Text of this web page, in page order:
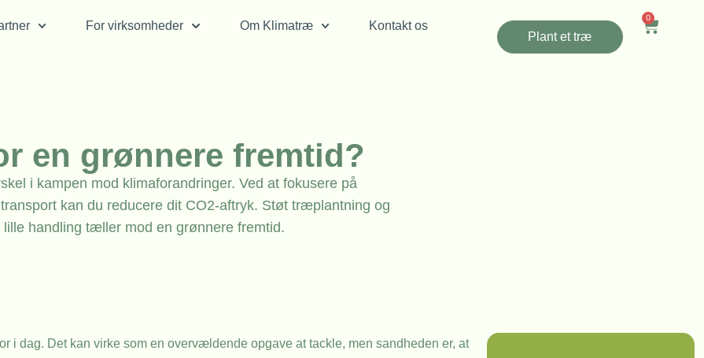
For virksomheder Om Klimatræ
Kontakt os
Plant et træ
0
en grønnere fremtid?
i kampen mod klimaforandringer. Ved at fokusere på
kan du reducere dit CO2-aftryk. Støt træplantning og
handling tæller mod en grønnere fremtid.
i dag. Det kan virke som en overvældende opgave at tackle, men sandheden er, at